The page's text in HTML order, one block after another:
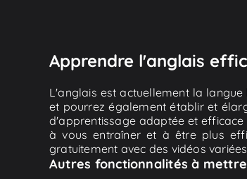
Apprendre l'anglais
L'anglais est actuellement la
et pourrez également établir et
d'apprentissage adaptée et
à vous entraîner et à être plus
gratuitement avec des vidéos
Autres fonctionnalités à